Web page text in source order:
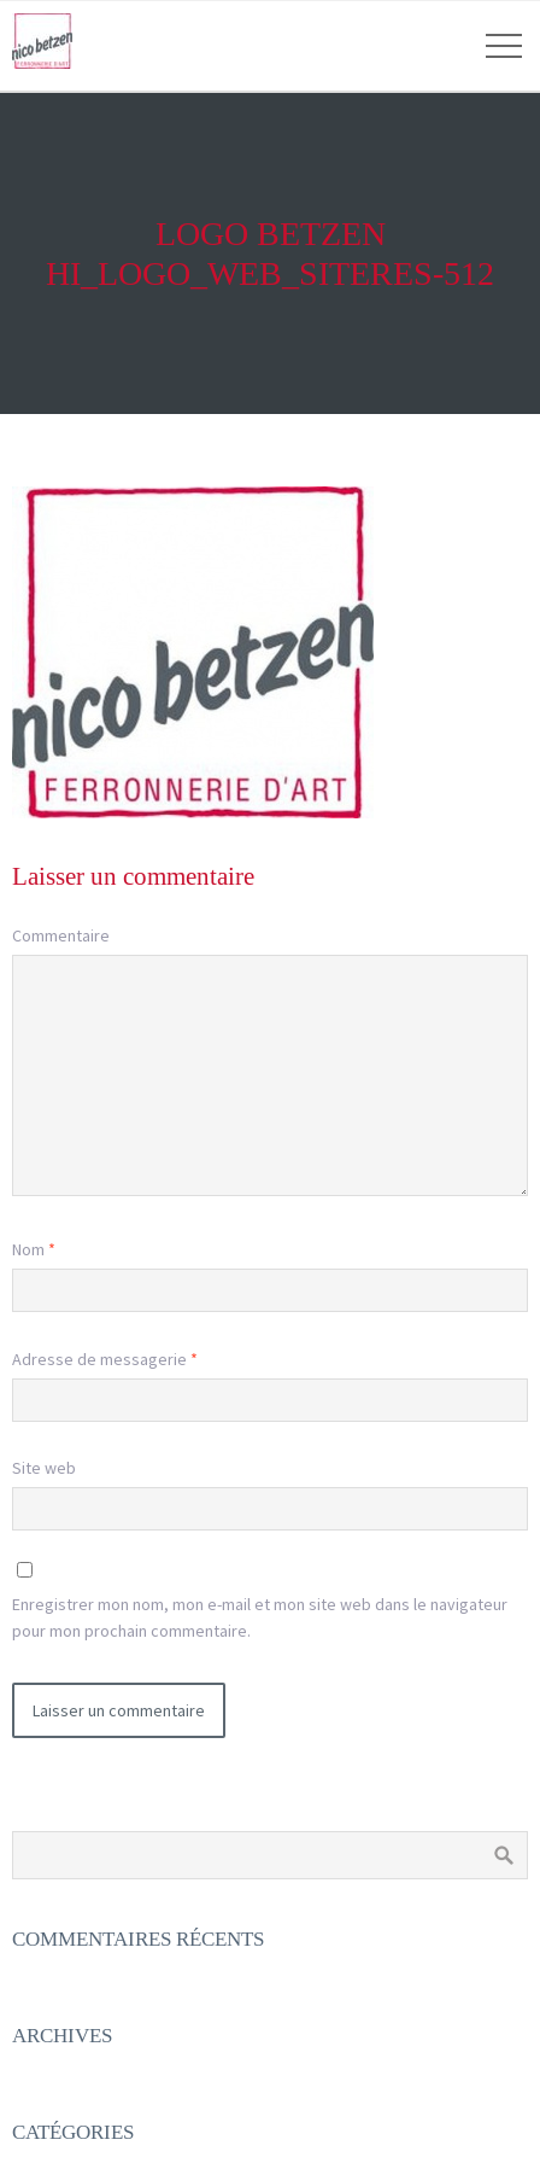
LOGO BETZEN
HI_LOGO_WEB_SITERES-512
Laisser un commentaire
Commentaire
Nom *
Adresse de messagerie *
Site web
Enregistrer mon nom, mon e-mail et mon site web dans le navigateur
pour mon prochain commentaire.
COMMENTAIRES RÉCENTS
ARCHIVES
CATÉGORIES